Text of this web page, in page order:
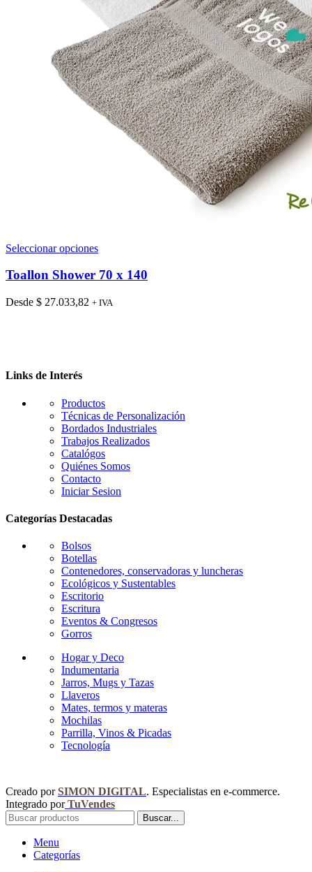
Seleccionar opcionesEste
tiene
variantes.
de
producto
Toallon Shower 70 x 140
Desde $ 27.033,82 + IVA
Links de Interés
Productos
Técnicas de Personalización
Bordados Industriales
Trabajos Realizados
Catalógos
Quiénes Somos
Contacto
Iniciar Sesion
Categorías Destacadas
Bolsos
Botellas
Contenedores, conservadoras y luncheras
Ecológicos y Sustentables
Escritorio
Escritura
Eventos & Congresos
Gorros
Hogar y Deco
Indumentaria
Jarros, Mugs y Tazas
Llaveros
Mates, termos y materas
Mochilas
Parrilla, Vinos & Picadas
Tecnología
Creado porSIMON DIGITAL. Especialistas en e-commerce.
Integrado porTuVendes
Buscar...
Menu
Categorías